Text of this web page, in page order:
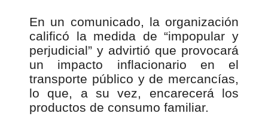
En un comunicado, la organización
calificó la medida de “impopular y
perjudicial” y advirtió que provocará
un impacto inflacionario en el
transporte público y de mercancías,
lo que, a su vez, encarecerá los
productos de consumo familiar.